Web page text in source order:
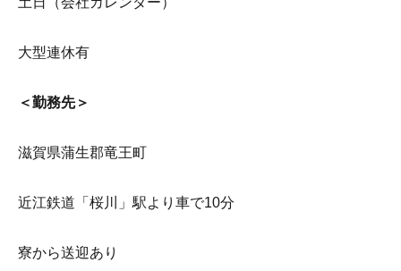
大型連休有
＜勤務先＞
滋賀県蒲生郡竜王町
近江鉄道「桜川」駅より車で10分
寮から送迎あり